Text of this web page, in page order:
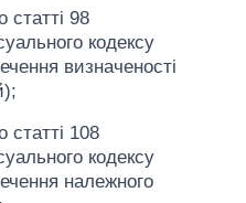
статті 98
кодексу
визначеності
статті 108
кодексу
належного